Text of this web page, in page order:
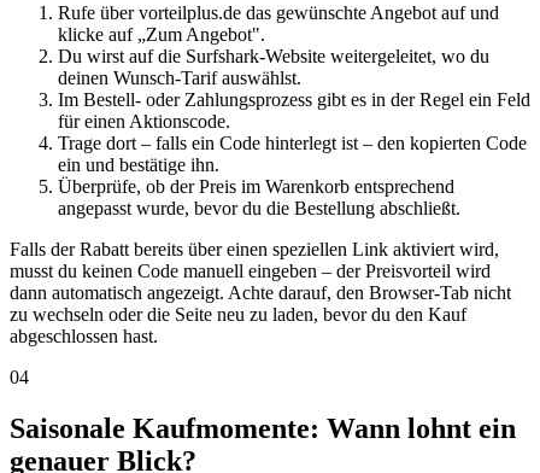
Rufe über vorteilplus.de das gewünschte Angebot auf und
klicke auf „Zum Angebot".
Du wirst auf die Surfshark-Website weitergeleitet, wo du
deinen Wunsch-Tarif auswählst.
Im Bestell- oder Zahlungsprozess gibt es in der Regel ein Feld
für einen Aktionscode.
Trage dort – falls ein Code hinterlegt ist – den kopierten Code
ein und bestätige ihn.
Überprüfe, ob der Preis im Warenkorb entsprechend
angepasst wurde, bevor du die Bestellung abschließt.
Falls der Rabatt bereits über einen speziellen Link aktiviert wird,
musst du keinen Code manuell eingeben – der Preisvorteil wird
dann automatisch angezeigt. Achte darauf, den Browser-Tab nicht
zu wechseln oder die Seite neu zu laden, bevor du den Kauf
abgeschlossen hast.
04
Saisonale Kaufmomente: Wann lohnt ein
genauer Blick?